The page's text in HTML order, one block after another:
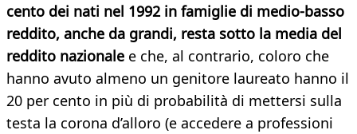
cento dei nati nel 1992 in famiglie di medio-basso
reddito, anche da grandi, resta sotto la media del
reddito nazionale e che, al contrario, coloro che
hanno avuto almeno un genitore laureato hanno il
20 per cento in più di probabilità di mettersi sulla
testa la corona d’alloro (e accedere a professioni